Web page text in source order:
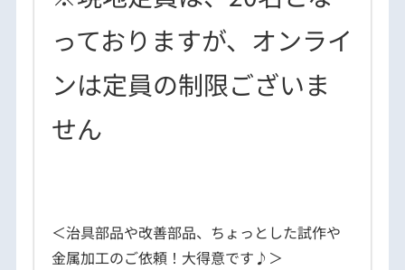
っておりますが、オンライ
ンは定員の制限ございま
せん
＜治具部品や改善部品、ちょっとした試作や
金属加工のご依頼！大得意です♪＞